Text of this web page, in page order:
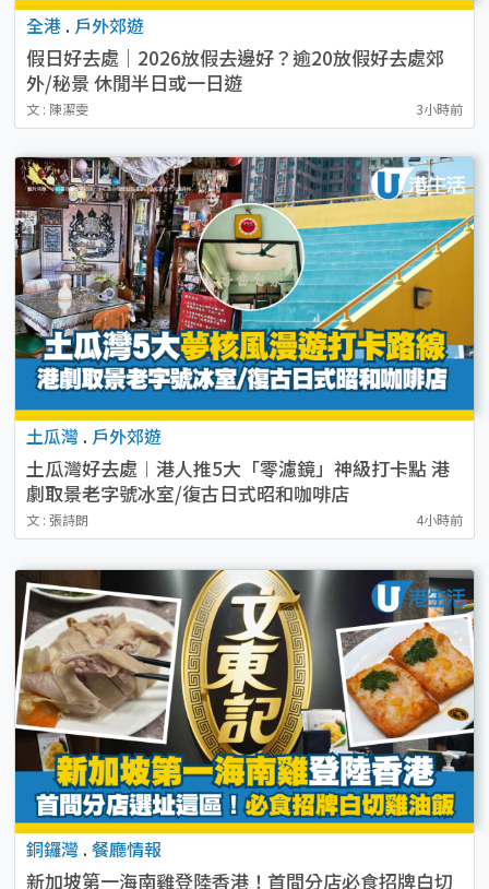
全港 . 戶外郊遊
假日好去處｜2026放假去邊好？逾20放假好去處郊
外/秘景 休閒半日或一日遊
文 : 陳潔雯 3小時前
土瓜灣 . 戶外郊遊
土瓜灣好去處︱港人推5大「零濾鏡」神級打卡點 港
劇取景老字號冰室/復古日式昭和咖啡店
文 : 張詩朗 4小時前
銅鑼灣 . 餐廳情報
新加坡第一海南雞登陸香港！首間分店必食招牌白切